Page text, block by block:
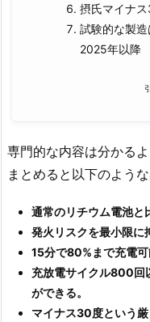
摂氏マイナ
試験的な製
2025年以降
専門的な内容は分かる
まとめると以下のような
通常のリチウム電池と
発火リスクを最小限に
15分で80%まで充電可
充放電サイクル800回
ができる。
マイナス30度という厳